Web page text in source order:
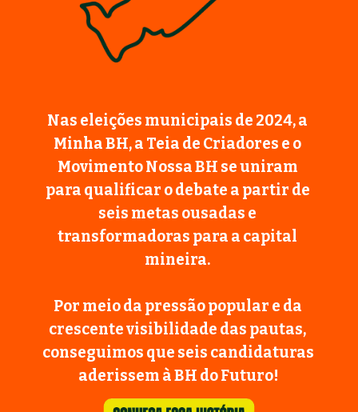
Nas eleições municipais de 2024, a
Minha BH, a Teia de Criadores e o
Movimento Nossa BH se uniram
para qualificar o debate a partir de
seis metas ousadas e
transformadoras para a capital
mineira.
Por meio da pressão popular e da
crescente visibilidade das pautas,
conseguimos que seis candidaturas
aderissem à BH do Futuro!